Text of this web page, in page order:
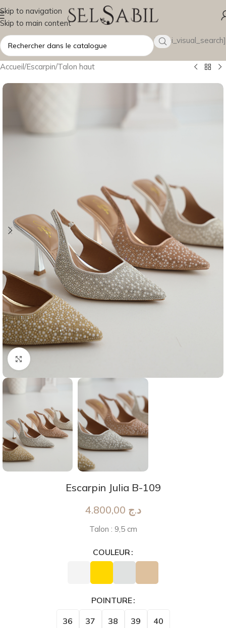
Skip to navigation
Skip to main content
[wsbi_visual_search]
Accueil/Escarpin/Talon haut
Agrandir
Escarpin Julia B-109
د.ج
Talon : 9,5 cm
COULEUR
POINTURE
36 37 38 39 40